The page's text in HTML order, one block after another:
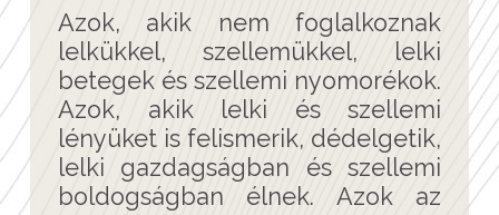
Azok, akik nem foglalkoznak
lelkükkel, szellemükkel, lelki
betegek és szellemi nyomorékok.
Azok, akik lelki és szellemi
lényüket is felismerik, dédelgetik,
lelki gazdagságban és szellemi
boldogságban élnek. Azok az